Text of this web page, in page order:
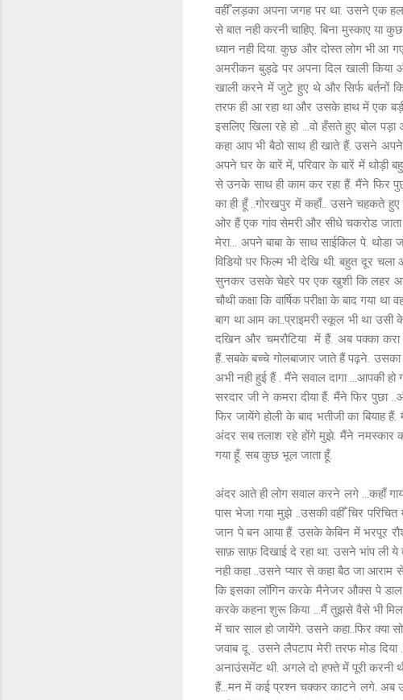
वहीँ लड़का अपना जगह पर था. उसने एक
से बात नही करनी चाहिए. बिना मुस्काए
ध्यान नही दिया. कुछ और दोस्त लोग भी आ
अमरीकन बुड्ढे पर अपना दिल खाली किया
खाली करने में जुटे हुए थे और सिर्फ बर्तनों
तरफ ही आ रहा था और उसके हाथ में एक
इसलिए खिला रहे हो ...वो हँसते हुए बोल
कहा आप भी बैठो साथ ही खाते हैं. उसने अपने
अपने घर के बारें में, परिवार के बारें में थोड़ी
से उनके साथ ही काम कर रहा हैं. मैंने फिर
का ही हूँ ..गोरखपुर में कहाँ.. उसने चहकते हुए
ओर हैं एक गांव सेमरी और सीधे चकरोड जाता
मेरा… अपने बाबा के साथ साईकिल पे. थोडा
विडियो पर फिल्म भी देखि थी. बहुत दूर
सुनकर उसके चेहरे पर एक खुशी कि लहर आ
चौथी कक्षा कि वार्षिक परीक्षा के बाद
बाग था आम का..प्राइमरी स्कूल भी था
दखिन और चमरौटिया में हैं. अब पक्का करा
हैं..सबके बच्चे गोलबाजार जाते हैं पढ़ने.
अभी नही हुई हैं . मैंने सवाल दागा ...आपकी हो
सरदार जी ने कमरा दीया हैं. मैंने फिर पुछा
फिर जायेंगे होली के बाद भतीजी का बियाह
अंदर सब तलाश रहे होंगे मुझे. मैंने नमस्कार
गया हूँ. सब कुछ भूल जाता हूँ.
अंदर आते ही लोग सवाल करने लगे ...कहाँ
पास भेजा गया मुझे ..उसकी वहीँ चिर
जान पे बन आया हैं. उसके केबिन में भरपूर
साफ़ साफ़ दिखाई दे रहा था. उसने भांप ली ये
नही कहा ..उसने प्यार से कहा बैठ जा
कि इसका लॉगिन करके मैनेजर औक्स पे डाल
करके कहना शुरू किया ...मैं तुझसे वैसे भी
में चार साल हो जायेंगे. उसने कहा..फिर क्या
जवाब दू . उसने लैपटाप मेरी तरफ मोड
अनाउंसमेंट थी. अगले दो हफ्ते में पूरी करनी
हैं...मन में कई प्रश्न चक्कर काटने लगे. अब